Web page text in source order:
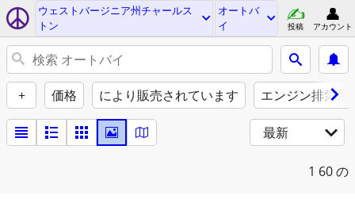
ウェストバージニア州チャールス
トン
オートバ
イ
投稿 アカウント
+ 価格 により販売されています エンジン排気量
最新
1 60 の